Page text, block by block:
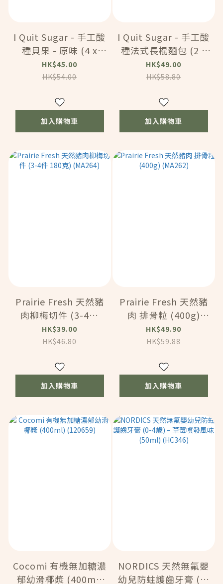
I Quit Sugar - 手工酸
種貝果 - 原味 (4 x
70g) (59725)
HK$45.00
HK$54.00
加入購物車
I Quit Sugar - 手工酸
種法式長棍麵包 (2 x
140g) (59728)
HK$49.00
HK$58.80
加入購物車
Prairie Fresh 天然豬
肉柳梅切件 (3-4件
180克) (MA264)
HK$39.00
HK$46.80
加入購物車
Prairie Fresh 天然豬
肉 排骨粒 (400g)
(MA262)
HK$49.90
HK$59.88
加入購物車
Cocomi 有機無加糖濃
郁幼滑椰漿 (400ml)
NORDICS 天然無氟嬰
幼兒防蛀護齒牙膏 (0-